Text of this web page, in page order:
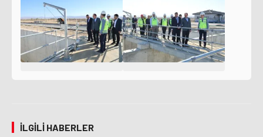
İLGILI HABERLER